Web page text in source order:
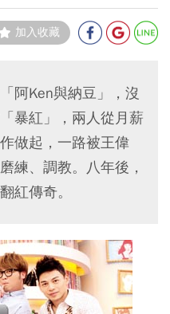
加入收藏
阿Ken與納豆」，沒
暴紅」，兩人從月薪
做起，一路被王偉
練、調教。八年後，
紅傳奇。